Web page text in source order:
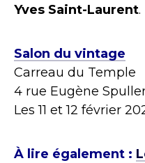
Yves Saint-Laurent.
Salon du vintage
Carreau du Temple
4 rue Eugène
Les 11 et 12 février
À lire également :